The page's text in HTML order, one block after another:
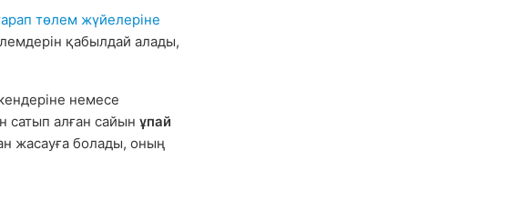
төлем жүйелеріне
қабылдай алады,
немесе
сатып алған сайын ұпай
жасауға болады, оның